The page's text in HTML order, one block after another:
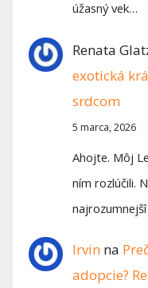
úžasný vek…
Renata
exotická
srdcom
5 marca, 2026
Ahojte. Môj
ním rozlúčili.
Irvin na
adopcie?